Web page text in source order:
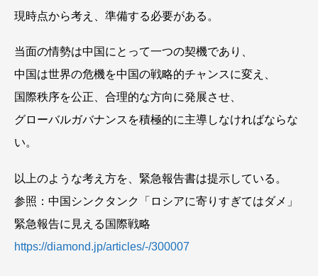
現時点から考え、準備する必要がある。
当面の情勢は中国にとって一つの契機であり、
中国は世界の危機を中国の戦略的チャンスに変え、
国際秩序を公正、合理的な方向に発展させ、
グローバルガバナンスを積極的に主導しなければならな
い。
以上のような考え方を、緊急報告書は提示している。
参照：中国シンクタンク「ロシアに寄りすぎてはダメ」
緊急報告に見える国際戦略
https://diamond.jp/articles/-/300007